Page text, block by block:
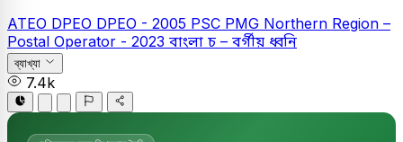
ATEO DPEO DPEO - 2005 PSC PMG Northern Region –
Postal Operator - 2023 বাংলা চ – বর্গীয় ধ্বনি
ব্যাখ্যা
7.4k